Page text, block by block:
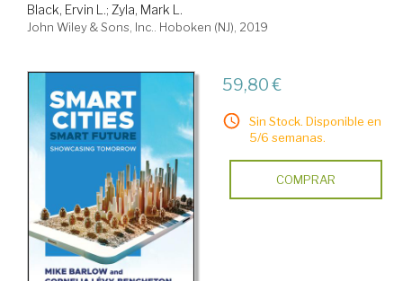
Black, Ervin L.; Zyla, Mark L.
John Wiley & Sons, Inc.. Hoboken (NJ), 2019
59,80 €
Sin Stock. Disponible en
5/6 semanas.
COMPRAR